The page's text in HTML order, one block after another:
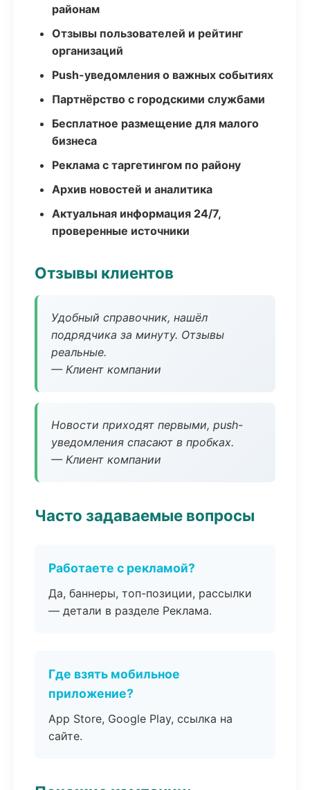
районам
Отзывы пользователей и рейтинг
организаций
Push-уведомления о важных событиях
Партнёрство с городскими службами
Бесплатное размещение для малого
бизнеса
Реклама с таргетингом по району
Архив новостей и аналитика
Актуальная информация 24/7,
проверенные источники
Отзывы клиентов
Удобный справочник, нашёл
подрядчика за минуту. Отзывы
реальные.
— Клиент компании
Новости приходят первыми, push-
уведомления спасают в пробках.
— Клиент компании
Часто задаваемые вопросы
Работаете с рекламой?
Да, баннеры, топ-позиции, рассылки
— детали в разделе Реклама.
Где взять мобильное
приложение?
App Store, Google Play, ссылка на
сайте.